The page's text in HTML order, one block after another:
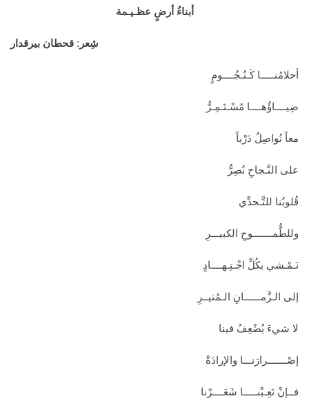
أبناءُ أرضٍ عظـيـمة
شِعر: قحطان بيرقدار
أحلامُنـــــا كَـنُـجُــــومٍ
ضِيــــاؤُهــــا مُسْـتَـمِـرُّ
معاً نُواصِلُ دَرْباً
على النَّـجاحِ نُصِرُّ
قُلوبُنا للتَّـحدِّي
وللطُّمـــــــوحِ الكبيـــرِ
نَـمْـشي بكُلِّ اجْـتِـهــــادٍ
إلى الـزَّمــــــانِ الـمُنيــرِ
لا شيءَ يُضْعِفُ فينا
إصْـــــــرارَنـــا والإرادَةْ
فــإنْ تَعِـبْنـــــا شَعَــــرْنا